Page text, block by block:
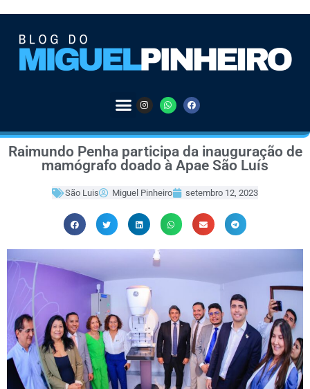
Raimundo Penha participa da inauguração de
mamógrafo doado à Apae São Luís
São Luis Miguel Pinheiro setembro 12, 2023